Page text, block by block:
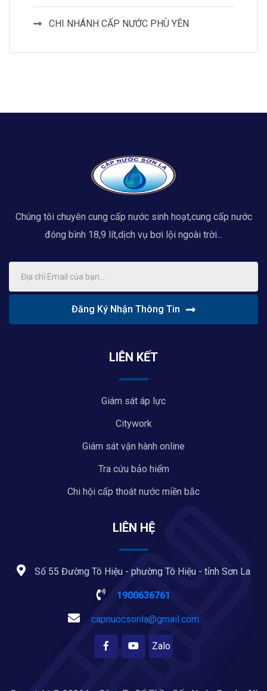
CHI NHÁNH CẤP NƯỚC PHÙ YÊN
Chúng tôi chuyên cung cấp nước sinh hoạt,cung cấp nước
đóng bình 18,9 lít,dịch vụ bơi lội ngoài trời...
Đăng Ký Nhận Thông Tin
LIÊN KẾT
Giám sát áp lực
Citywork
Giám sát vận hành online
Tra cứu bảo hiểm
Chi hội cấp thoát nước miền bắc
LIÊN HỆ
Số 55 Đường Tô Hiệu - phường Tô Hiệu - tỉnh Sơn La
1900636761
capnuocsonla@gmail.com
Zalo